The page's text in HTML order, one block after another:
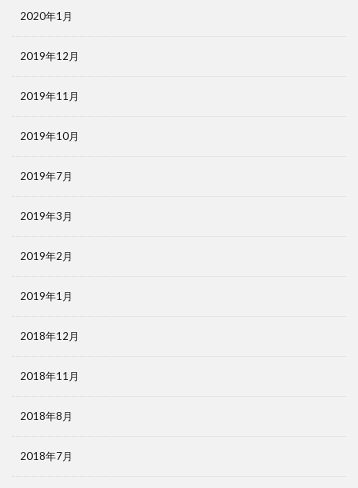
2020年1月
2019年12月
2019年11月
2019年10月
2019年7月
2019年3月
2019年2月
2019年1月
2018年12月
2018年11月
2018年8月
2018年7月